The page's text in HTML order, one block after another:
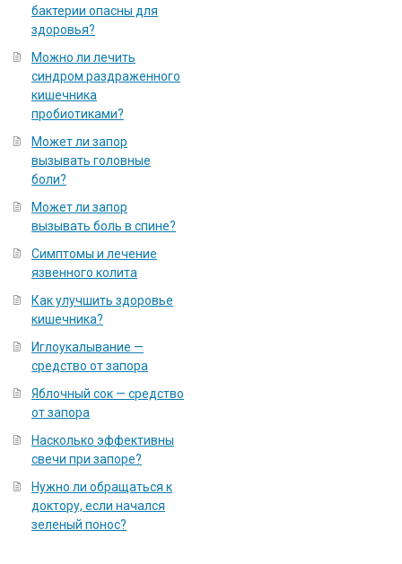
бактерии опасны для
здоровья?
Можно ли лечить
синдром раздраженного
кишечника
пробиотиками?
Может ли запор
вызывать головные
боли?
Может ли запор
вызывать боль в спине?
Симптомы и лечение
язвенного колита
Как улучшить здоровье
кишечника?
Иглоукалывание —
средство от запора
Яблочный сок — средство
от запора
Насколько эффективны
свечи при запоре?
Нужно ли обращаться к
доктору, если начался
зеленый понос?